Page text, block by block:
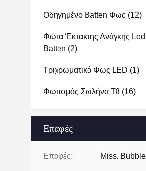
Οδηγημένο Batten Φως (12)
Φώτα Έκτακτης Ανάγκης Led
Batten (2)
Τριχρωματικό Φως LED (1)
Φωτισμός Σωλήνα T8 (16)
Επαφές
Επαφές: Miss. Bubble